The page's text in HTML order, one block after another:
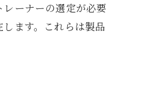
ーナーの選定が必要
ます。これらは製品